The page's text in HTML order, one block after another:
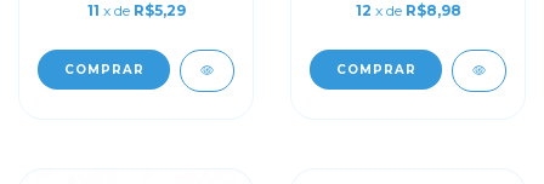
11 x de R$5,29
COMPRAR
12 x de R$8,98
COMPRAR